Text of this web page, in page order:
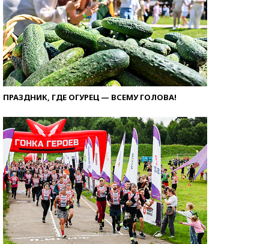
ПРАЗДНИК, ГДЕ ОГУРЕЦ — ВСЕМУ ГОЛОВА!